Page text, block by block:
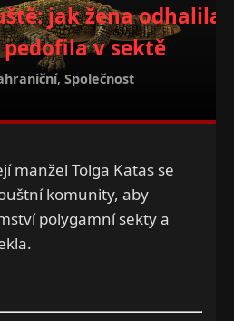
jak žena odhalila
v sektě
, Společnost
manžel Tolga Katas se
komunity, aby
polygamní sekty a